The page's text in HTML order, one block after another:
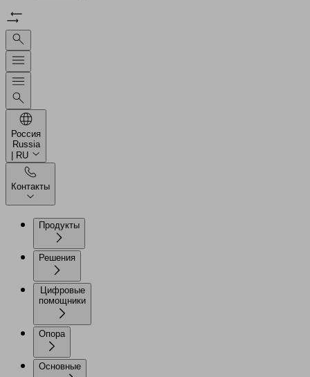
Россия
Russia
| RU
Контакты
Продукты
Решения
Цифровые
помощники
Опора
Основные